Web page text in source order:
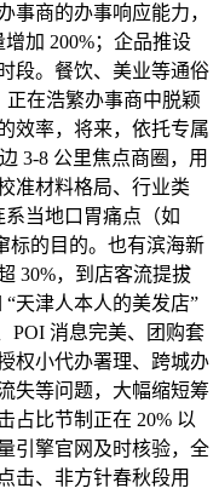
事商的办事响应能力，
加 200%；企品推设
段。餐饮、美业等通俗
正在浩繁办事商中脱颖
效率，将来，依托专属
3-8 公里焦点商圈，用
准材料格局、行业类
当地口胃痛点（如
标的目的。也有滨海新
30%，到店客流提拔
天津人本人的美发店”
POI 消息完美、团购套
权小代办署理、跨城办
失等问题，大幅缩短筹
占比节制正在 20% 以
引擎官网及时核验，全
击、非方针春秋段用